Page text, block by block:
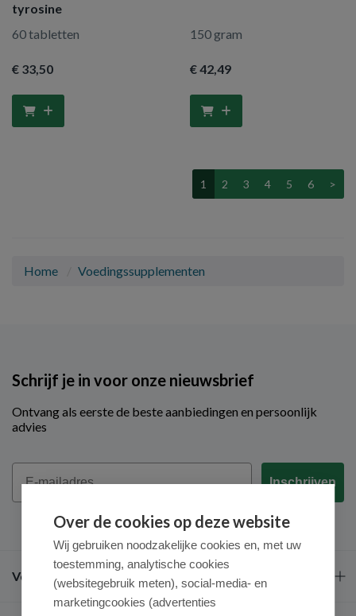
tyrosine
60 tabletten
€ 33,50
150 gram
€ 42,49
1 2 3 4 5 6 >
Home Voedingssupplementen
Schrijf je in voor onze nieuwsbrief
Ontvang als eerste de beste aanbiedingen en persoonlijk
advies
Email
Inschrijven
Veel gestelde vragen
Over de cookies op deze website
Wij gebruiken noodzakelijke cookies en, met uw
toestemming, analytische cookies
(websitegebruik meten), social-media- en
marketingcookies (advertenties